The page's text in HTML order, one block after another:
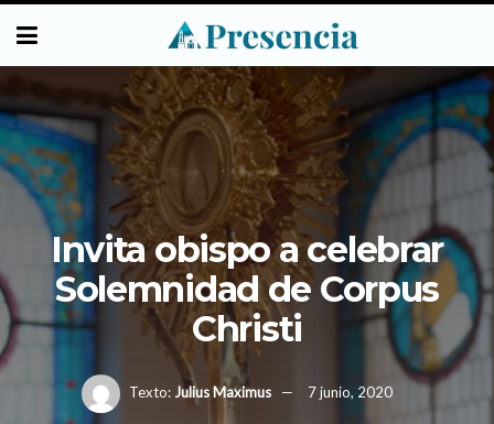
Invita obispo a celebrar
Solemnidad de Corpus
Christi
Texto: Julius Maximus 7 junio, 2020